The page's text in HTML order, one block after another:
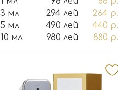
3 мл
294 лей
264 р.
5 мл
490 лей
440 р.
10 мл
980 лей 880 р.